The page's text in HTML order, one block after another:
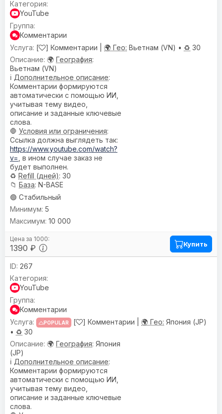
YouTube
Комментарии
[
] Комментарии | 🌍 Гео: Вьетнам (VN) • ♻️ 30
🌍 География:
Вьетнам (VN)
ℹ️ Дополнительное описание:
Комментарии формируются
автоматически с помощью ИИ,
учитывая тему видео,
описание и заданные ключевые
слова.
🛑 Условия или ограничения:
Ссылка должна выглядеть так:
https://www.youtube.com/watch?
v= , в ином случае заказ не
будет выполнен.
♻️ Refill (дней): 30
📁 База: N-BASE
🟢 Стабильный
1390 ₽
5
10 000
Купить
267
YouTube
Комментарии
POPULAR [ ] Комментарии | 🌍 Гео: Япония (JP)
• ♻️ 30
🌍 География: Япония
(JP)
ℹ️ Дополнительное описание:
Комментарии формируются
автоматически с помощью ИИ,
учитывая тему видео,
описание и заданные ключевые
слова.